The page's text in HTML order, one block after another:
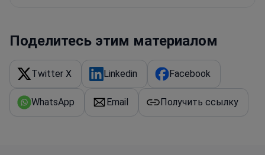
Поделитесь этим материалом
Twitter X Linkedin Facebook
WhatsApp Email Получить ссылку